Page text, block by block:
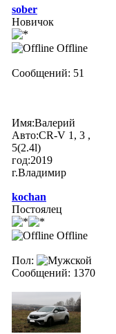
sober
Новичок
Offline
Сообщений: 51
Имя:Валерий
Авто:CR-V 1, 3 ,
5(2.4l)
год:2019
г.Владимир
kochan
Постоялец
Offline
Пол:
Сообщений: 1370